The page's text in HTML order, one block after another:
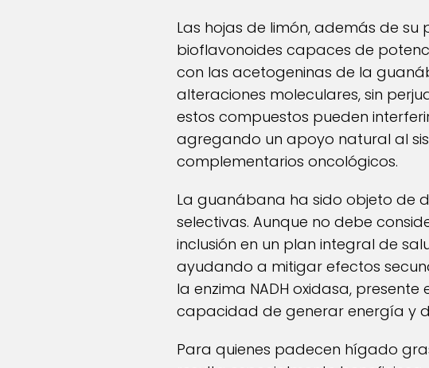
Las hojas de limón, además de
bioflavonoides capaces de
con las acetogeninas de la
alteraciones moleculares, sin
estos compuestos pueden
agregando un apoyo natural al
complementarios oncológicos.
La guanábana ha sido objeto de
selectivas. Aunque no debe
inclusión en un plan integral de
ayudando a mitigar efectos
la enzima NADH oxidasa,
capacidad de generar energía y
Para quienes padecen hígado